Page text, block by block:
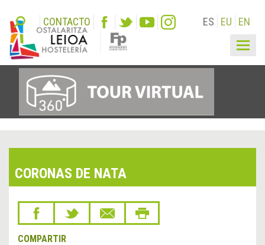
CONTACTO ES EU EN
CORONAS DE NATA
COMPARTIR